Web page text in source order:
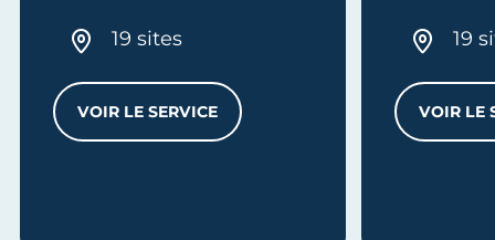
19 sites
VOIR LE SERVICEMES FORMALITÉS CLÉ EN MAIN -
19
VOIR LE